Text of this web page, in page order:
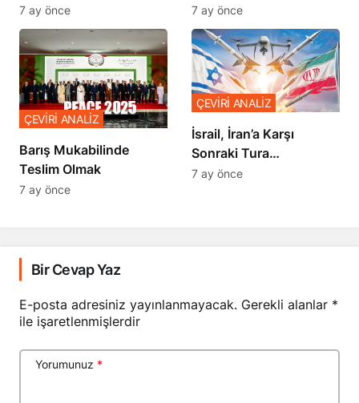
Diyor
7 ay önce 7 ay önce
Barış Mukabilinde
Teslim Olmak
ÇEVİRİ ANALİZ
7 ay önce
İsrail, İran’a Karşı
Sonraki Tura
Hazırlanıyor
ÇEVİRİ ANALİZ
7 ay önce
Bir Cevap Yaz
E-posta adresiniz yayınlanmayacak. Gerekli alanlar *
ile işaretlenmişlerdir
Yorumunuz *